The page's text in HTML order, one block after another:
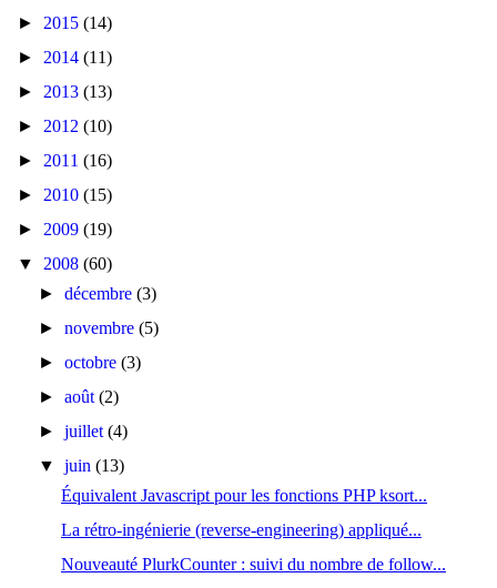
► 2015 (14)
► 2014 (11)
► 2013 (13)
► 2012 (10)
► 2011 (16)
► 2010 (15)
► 2009 (19)
▼
2008 (60)
►décembre (3)
►novembre (5)
►octobre (3)
►août (2)
►juillet (4)
▼
juin (13)
Équivalent Javascript pour les fonctions PHP ksort...
La rétro-ingénierie (reverse-engineering) appliqué...
Nouveauté PlurkCounter : suivi du nombre de follow...